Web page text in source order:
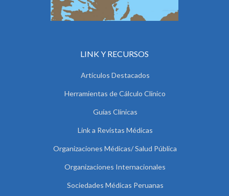
LINK Y RECURSOS
Artículos Destacados
Herramientas de Cálculo Clínico
Guías Clínicas
Link a Revistas Médicas
Organizaciones Médicas/ Salud Pública
Organizaciones Internacionales
Sociedades Médicas Peruanas